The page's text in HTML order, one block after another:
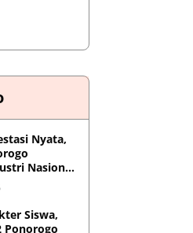
Nyata,
Nasional
Kerja
Siswa,
Ponorogo